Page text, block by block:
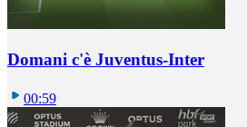
Domani c'è Juventus-Inter
00:59